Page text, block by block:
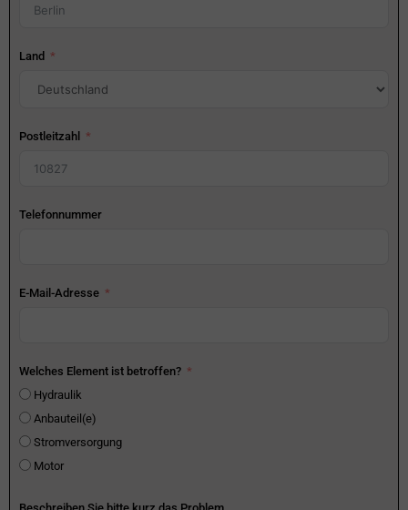
Land
Postleitzahl
Telefonnummer
E-Mail-Adresse
Welches Element ist betroffen?
Hydraulik
Anbauteil(e)
Stromversorgung
Motor